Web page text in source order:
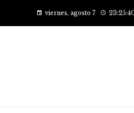
viernes, agosto 7 23:25:41